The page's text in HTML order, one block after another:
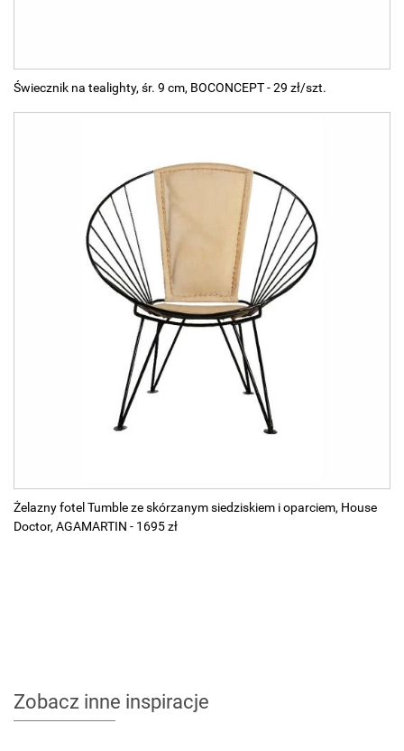
Świecznik na tealighty, śr. 9 cm, BOCONCEPT - 29 zł/szt.
Żelazny fotel Tumble ze skórzanym siedziskiem i oparciem, House
Doctor, AGAMARTIN - 1695 zł
Zobacz inne inspiracje